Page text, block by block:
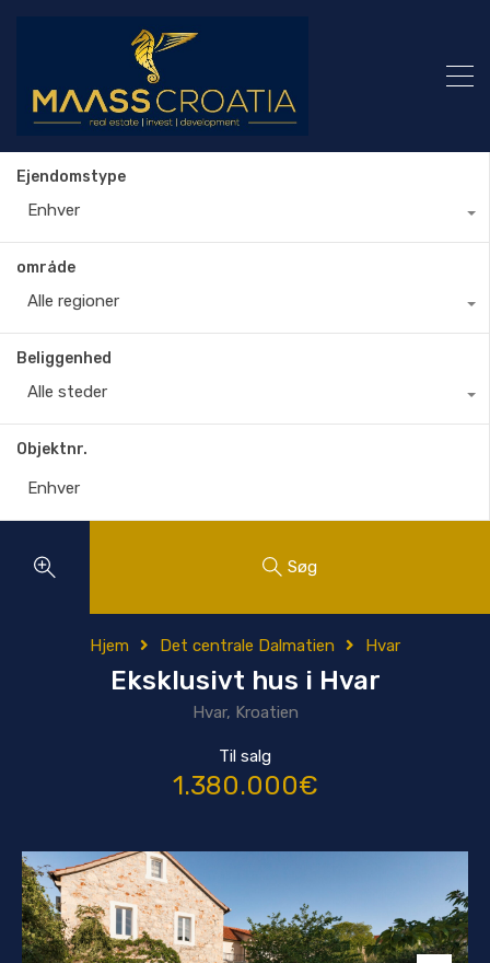
Ejendomstype
Enhver
område
Alle regioner
Beliggenhed
Alle steder
Objektnr.
Søg
Hjem Det centrale Dalmatien Hvar
Eksklusivt hus i Hvar
Hvar, Kroatien
Til salg
1.380.000€